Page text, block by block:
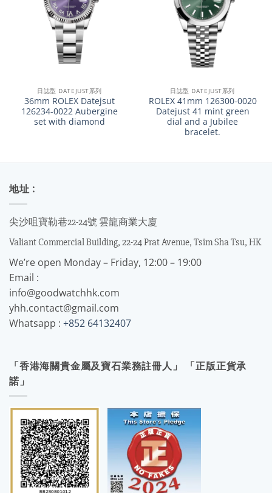
日誌型 DATEJUST系列
36mm ROLEX Datejsut
126234-0022 Aubergine
set with diamond
日誌型 DATEJUST系列
ROLEX 41mm 126300-0020
Datejust 41 mint green
dial and a Jubilee
bracelet.
地址 :
尖沙咀寶勒巷22-24號 雲龍商業大廈
Valiant Commercial Building, 22-24 Prat Avenue, Tsim Sha Tsu, HK
We’re open Monday – Friday, 12:00 – 19:00
Email :
info@goodwatchhk.com
yhh.contact@gmail.com
Whatsapp : +852 64132407
「香港海關貴金屬及寶石業務註冊人」 「正版正貨承
諾」